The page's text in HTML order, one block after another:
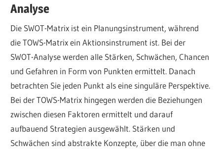
Analyse
Die SWOT-Matrix ist ein Planungsinstrument, während
die TOWS-Matrix ein Aktionsinstrument ist. Bei der
SWOT-Analyse werden alle Stärken, Schwächen, Chancen
und Gefahren in Form von Punkten ermittelt. Danach
betrachten Sie jeden Punkt als eine singuläre Perspektive.
Bei der TOWS-Matrix hingegen werden die Beziehungen
zwischen diesen Faktoren ermittelt und darauf
aufbauend Strategien ausgewählt. Stärken und
Schwächen sind abstrakte Konzepte, über die man ohne